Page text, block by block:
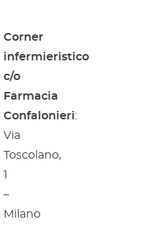
Corner
infermieristico
c/o
Farmacia
Confalonieri:
Via
Toscolano,
1
–
Milano